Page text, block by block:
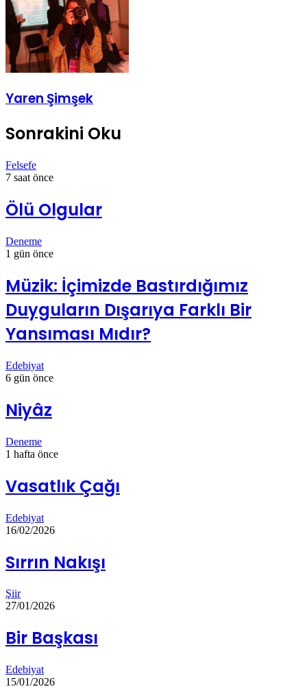
Yaren Şimşek
Sonrakini Oku
Felsefe
7 saat önce
Ölü Olgular
Deneme
1 gün önce
Müzik: İçimizde Bastırdığımız
Duyguların Dışarıya Farklı Bir
Yansıması Mıdır?
Edebiyat
6 gün önce
Niyâz
Deneme
1 hafta önce
Vasatlık Çağı
Edebiyat
16/02/2026
Sırrın Nakışı
Şiir
27/01/2026
Bir Başkası
Edebiyat
15/01/2026